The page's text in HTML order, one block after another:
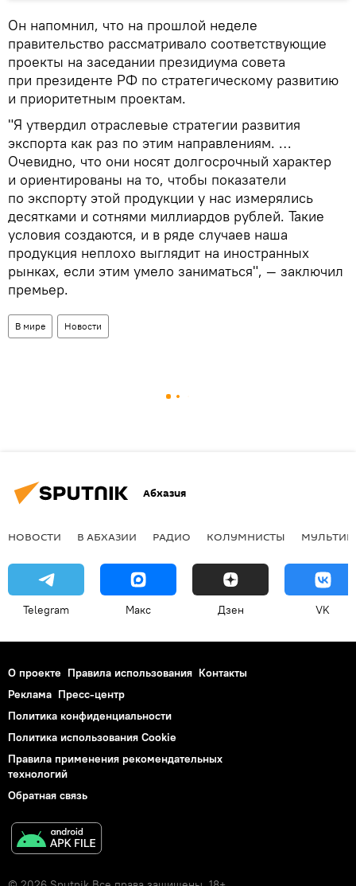
Он напомнил, что на прошлой неделе
правительство рассматривало соответствующие
проекты на заседании президиума совета
при президенте РФ по стратегическому развитию
и приоритетным проектам.
"Я утвердил отраслевые стратегии развития
экспорта как раз по этим направлениям. …
Очевидно, что они носят долгосрочный характер
и ориентированы на то, чтобы показатели
по экспорту этой продукции у нас измерялись
десятками и сотнями миллиардов рублей. Такие
условия создаются, и в ряде случаев наша
продукция неплохо выглядит на иностранных
рынках, если этим умело заниматься", — заключил
премьер.
В мире Новости
Абхазия
НОВОСТИ В АБХАЗИИ РАДИО КОЛУМНИСТЫ
Telegram Макс Дзен VK
О проекте Правила использования Контакты
Реклама Пресс-центр
Политика конфиденциальности
Политика использования Cookie
Правила применения рекомендательных
технологий
Обратная связь